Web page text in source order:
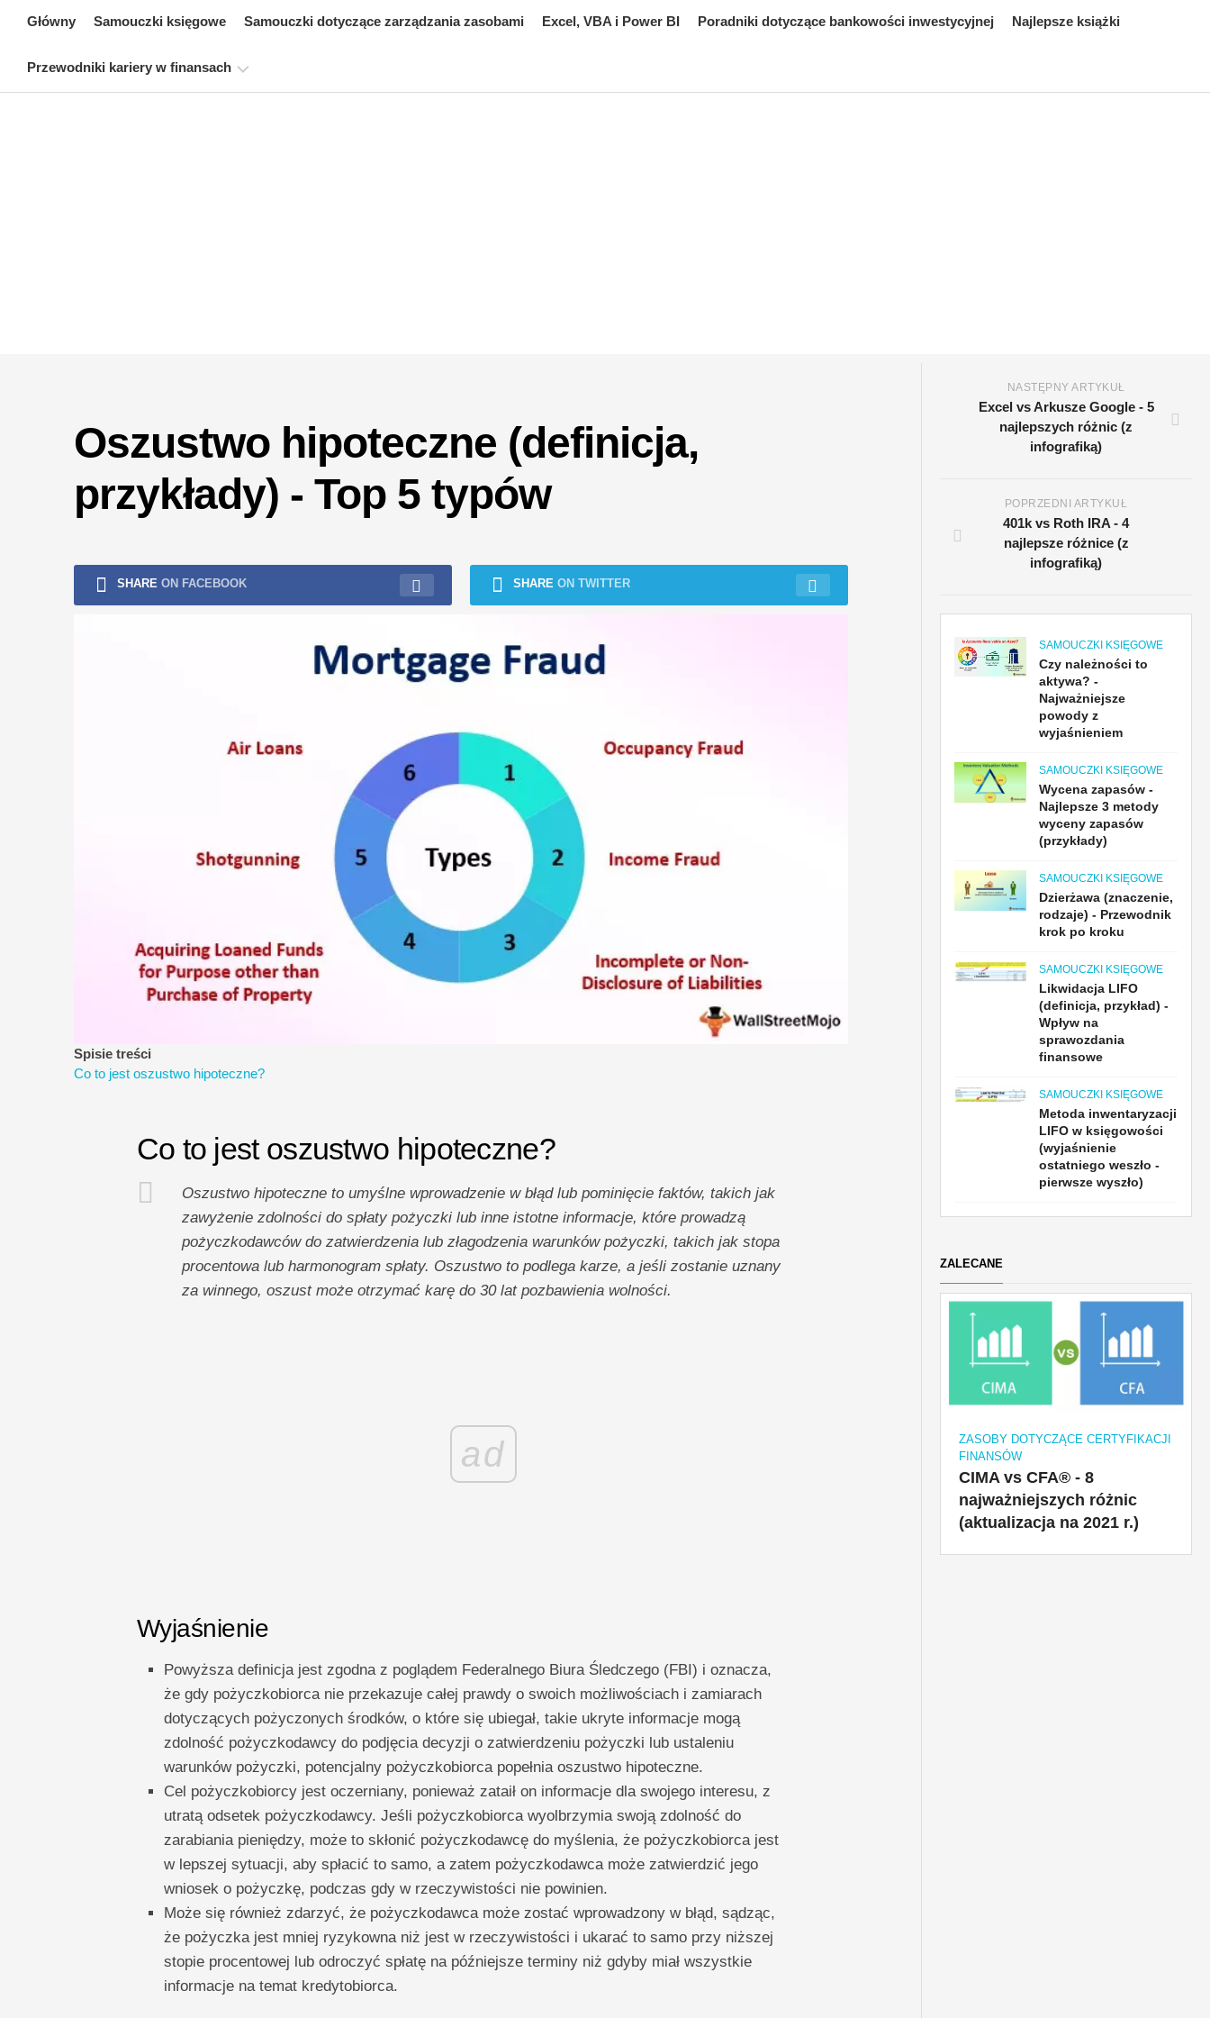
Główny Samouczki księgowe Samouczki dotyczące zarządzania zasobami Excel, VBA i Power BI Poradniki dotyczące bankowości inwestycyjnej Najlepsze książki
Przewodniki kariery w finansach
Oszustwo hipoteczne (definicja,
przykłady) - Top 5 typów
SHARE ON FACEBOOK SHARE ON TWITTER
Spisie treści
Co to jest oszustwo hipoteczne?
Co to jest oszustwo hipoteczne?
Oszustwo hipoteczne to umyślne wprowadzenie w błąd lub pominięcie faktów, takich jak
zawyżenie zdolności do spłaty pożyczki lub inne istotne informacje, które prowadzą
pożyczkodawców do zatwierdzenia lub złagodzenia warunków pożyczki, takich jak stopa
procentowa lub harmonogram spłaty. Oszustwo to podlega karze, a jeśli zostanie uznany
za winnego, oszust może otrzymać karę do 30 lat pozbawienia wolności.
ad
Wyjaśnienie
Powyższa definicja jest zgodna z poglądem Federalnego Biura Śledczego (FBI) i oznacza,
że ​​gdy pożyczkobiorca nie przekazuje całej prawdy o swoich możliwościach i zamiarach
dotyczących pożyczonych środków, o które się ubiegał, takie ukryte informacje mogą
zdolność pożyczkodawcy do podjęcia decyzji o zatwierdzeniu pożyczki lub ustaleniu
warunków pożyczki, potencjalny pożyczkobiorca popełnia oszustwo hipoteczne.
Cel pożyczkobiorcy jest oczerniany, ponieważ zataił on informacje dla swojego interesu, z
utratą odsetek pożyczkodawcy. Jeśli pożyczkobiorca wyolbrzymia swoją zdolność do
zarabiania pieniędzy, może to skłonić pożyczkodawcę do myślenia, że ​​pożyczkobiorca jest
w lepszej sytuacji, aby spłacić to samo, a zatem pożyczkodawca może zatwierdzić jego
wniosek o pożyczkę, podczas gdy w rzeczywistości nie powinien.
Może się również zdarzyć, że pożyczkodawca może zostać wprowadzony w błąd, sądząc,
że pożyczka jest mniej ryzykowna niż jest w rzeczywistości i ukarać to samo przy niższej
stopie procentowej lub odroczyć spłatę na późniejsze terminy niż gdyby miał wszystkie
informacje na temat kredytobiorca.
NASTĘPNY ARTYKUŁ
Excel vs Arkusze Google - 5
najlepszych różnic (z
infografiką)
POPRZEDNI ARTYKUŁ
401k vs Roth IRA - 4
najlepsze różnice (z
infografiką)
SAMOUCZKI KSIĘGOWE
Czy należności to
aktywa? -
Najważniejsze
powody z
wyjaśnieniem
SAMOUCZKI KSIĘGOWE
Wycena zapasów -
Najlepsze 3 metody
wyceny zapasów
(przykłady)
SAMOUCZKI KSIĘGOWE
Dzierżawa (znaczenie,
rodzaje) - Przewodnik
krok po kroku
SAMOUCZKI KSIĘGOWE
Likwidacja LIFO
(definicja, przykład) -
Wpływ na
sprawozdania
finansowe
SAMOUCZKI KSIĘGOWE
Metoda inwentaryzacji
LIFO w księgowości
(wyjaśnienie
ostatniego weszło -
pierwsze wyszło)
ZALECANE
ZASOBY DOTYCZĄCE CERTYFIKACJI
FINANSÓW
CIMA vs CFA® - 8
najważniejszych różnic
(aktualizacja na 2021 r.)